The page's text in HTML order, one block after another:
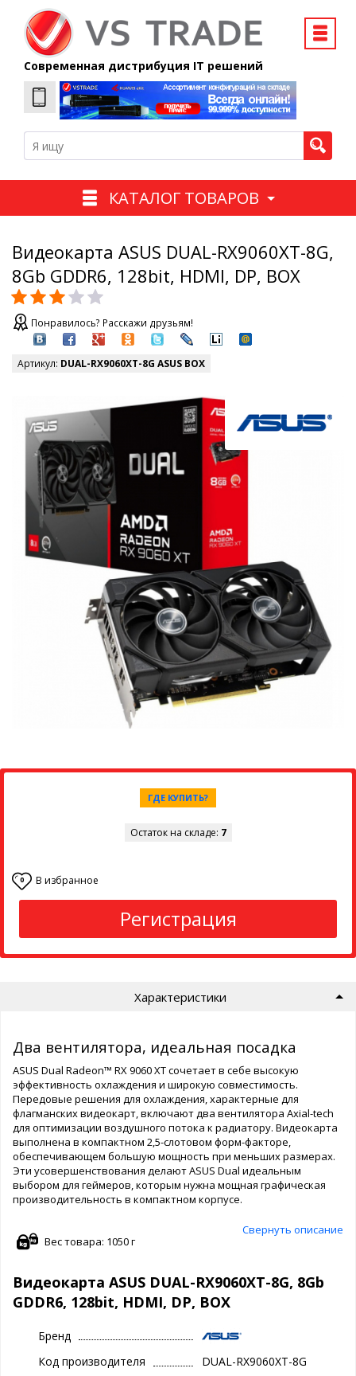
Современная дистрибуция IT решений
КАТАЛОГ ТОВАРОВ
Видеокарта ASUS DUAL-RX9060XT-8G,
8Gb GDDR6, 128bit, HDMI, DP, BOX
Понравилось? Расскажи друзьям!
Артикул: DUAL-RX9060XT-8G ASUS BOX
ГДЕ КУПИТЬ?
Остаток на складе: 7
0 В избранное
Регистрация
Характеристики
Два вентилятора, идеальная посадка
ASUS Dual Radeon™ RX 9060 XT сочетает в себе высокую
эффективность охлаждения и широкую совместимость.
Передовые решения для охлаждения, характерные для
флагманских видеокарт, включают два вентилятора Axial-tech
для оптимизации воздушного потока к радиатору. Видеокарта
выполнена в компактном 2,5-слотовом форм-факторе,
обеспечивающем большую мощность при меньших размерах.
Эти усовершенствования делают ASUS Dual идеальным
выбором для геймеров, которым нужна мощная графическая
производительность в компактном корпусе.
Свернуть описание
Вес товара: 1050 г
Видеокарта ASUS DUAL-RX9060XT-8G, 8Gb
GDDR6, 128bit, HDMI, DP, BOX
Бренд
Код производителя
DUAL-RX9060XT-8G